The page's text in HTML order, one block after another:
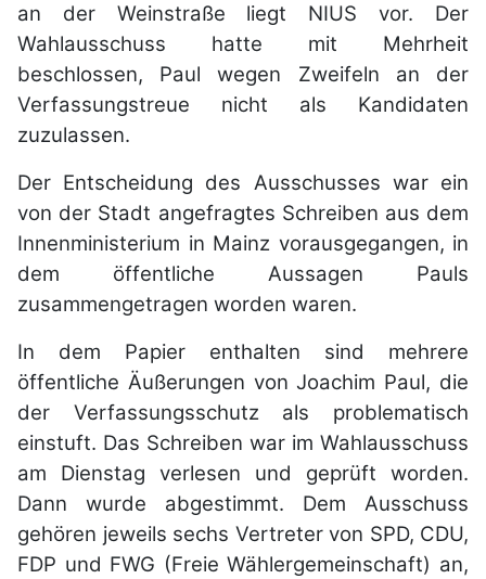
an der Weinstraße liegt NIUS vor. Der
Wahlausschuss hatte mit Mehrheit
beschlossen, Paul wegen Zweifeln an der
Verfassungstreue nicht als Kandidaten
zuzulassen.
Der Entscheidung des Ausschusses war ein
von der Stadt angefragtes Schreiben aus dem
Innenministerium in Mainz vorausgegangen, in
dem öffentliche Aussagen Pauls
zusammengetragen worden waren.
In dem Papier enthalten sind mehrere
öffentliche Äußerungen von Joachim Paul, die
der Verfassungsschutz als problematisch
einstuft. Das Schreiben war im Wahlausschuss
am Dienstag verlesen und geprüft worden.
Dann wurde abgestimmt. Dem Ausschuss
gehören jeweils sechs Vertreter von SPD, CDU,
FDP und FWG (Freie Wählergemeinschaft) an,